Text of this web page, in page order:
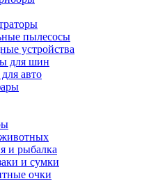
пылесосы
устройства
для шин
авто
и рыбалка
и сумки
очки